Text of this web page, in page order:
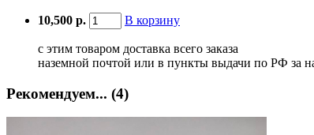
10,500 р. В корзину
с этим товаром доставка всего заказа
наземной почтой или в пункты выдачи по РФ за
Рекомендуем... (4)